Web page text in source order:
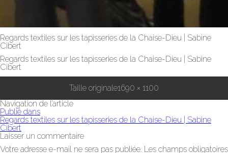
Regards textiles sur les tapisseries de la Chaise-Dieu | Sabine
Cibert
Regards textiles sur les tapisseries de la Chaise-Dieu | Sabine
Cibert
Taille originale1690 × 1100
Navigation de l’article
Publié dans
Regards textiles sur les tapisseries de la Chaise-Dieu | Sabine
Cibert
Laisser un commentaire
Votre adresse e-mail ne sera pas publiée. Les champs obligatoires